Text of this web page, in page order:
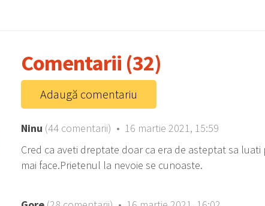
Comentarii (32)
Adaugă comentariu
Ninu (44 comentarii) • 16 martie 2021, 15:59
Cred ca aveti dreptate doar ca era de asteptat sa luati
mai face.Prietenul la nevoie se cunoaste.